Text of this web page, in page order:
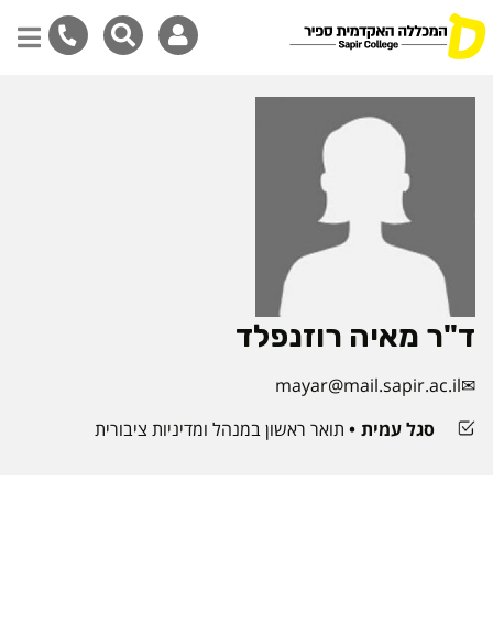
ד"ר מאיה רוזנפלד
mayar@mail.sapir.ac.il
סגל עמית
תואר ראשון במנהל ומדיניות ציבורית